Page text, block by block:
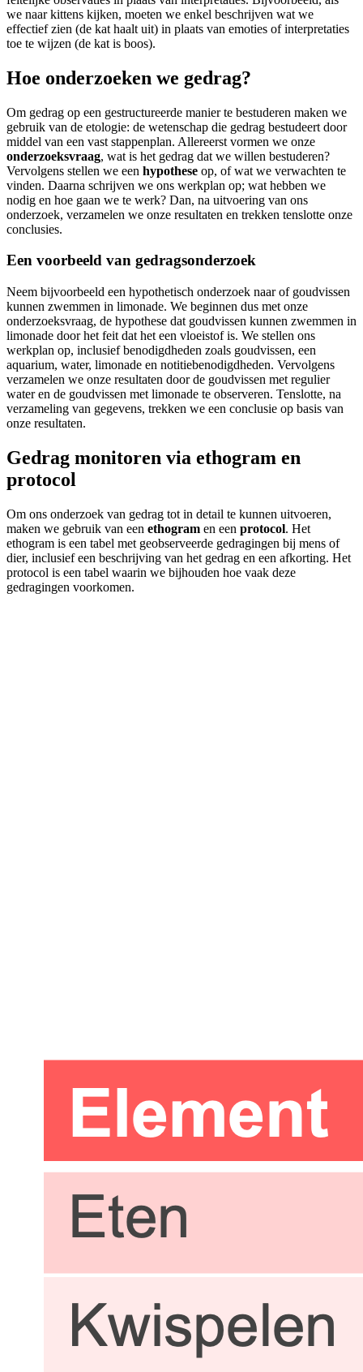
we naar kittens kijken, moeten we enkel beschrijven wat we
effectief zien (de kat haalt uit) in plaats van emoties of interpretaties
toe te wijzen (de kat is boos).
Hoe onderzoeken we gedrag?
Om gedrag op een gestructureerde manier te bestuderen maken we
gebruik van de etologie: de wetenschap die gedrag bestudeert door
middel van een vast stappenplan. Allereerst vormen we onze
onderzoeksvraag, wat is het gedrag dat we willen bestuderen?
Vervolgens stellen we een hypothese op, of wat we verwachten te
vinden. Daarna schrijven we ons werkplan op; wat hebben we
nodig en hoe gaan we te werk? Dan, na uitvoering van ons
onderzoek, verzamelen we onze resultaten en trekken tenslotte onze
conclusies.
Een voorbeeld van gedragsonderzoek
Neem bijvoorbeeld een hypothetisch onderzoek naar of goudvissen
kunnen zwemmen in limonade. We beginnen dus met onze
onderzoeksvraag, de hypothese dat goudvissen kunnen zwemmen in
limonade door het feit dat het een vloeistof is. We stellen ons
werkplan op, inclusief benodigdheden zoals goudvissen, een
aquarium, water, limonade en notitiebenodigdheden. Vervolgens
verzamelen we onze resultaten door de goudvissen met regulier
water en de goudvissen met limonade te observeren. Tenslotte, na
verzameling van gegevens, trekken we een conclusie op basis van
onze resultaten.
Gedrag monitoren via ethogram en
protocol
Om ons onderzoek van gedrag tot in detail te kunnen uitvoeren,
maken we gebruik van een ethogram en een protocol. Het
ethogram is een tabel met geobserveerde gedragingen bij mens of
dier, inclusief een beschrijving van het gedrag en een afkorting. Het
protocol is een tabel waarin we bijhouden hoe vaak deze
gedragingen voorkomen.